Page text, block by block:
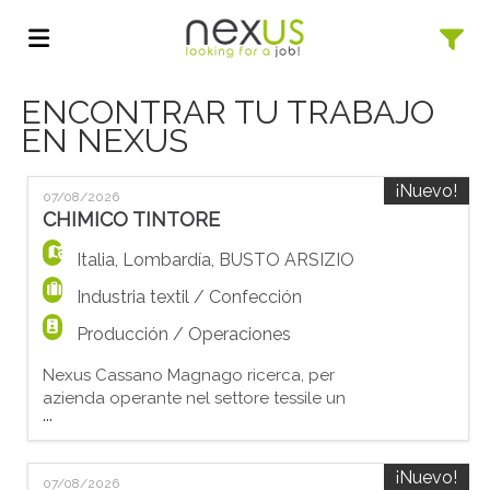
Home
Lista
ofertas
de
Subir
CV
Acceso
ENCONTRAR TU TRABAJO
EN NEXUS
07/08/2026
CHIMICO TINTORE
Italia, Lombardía, BUSTO ARSIZIO
Industria textil / Confección
Producción / Operaciones
Nexus Cassano Magnago ricerca, per
azienda operante nel settore tessile un
ADDETTO/A ALLA TINTORIA. Le principali
mansioni sono: - preparazione dei colori e
ricette - controllo macchine da tintoria I
...
¡Nuevo!
07/08/2026 ¡Nuevo!